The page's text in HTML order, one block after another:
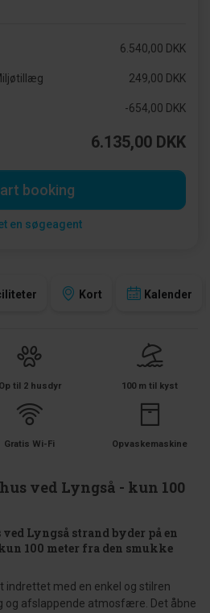
Kort Kalender
Op til 2 husdyr 100 m til kyst
Gratis Wi-Fi Opvaskemaskine
ved Lyngså - kun 100
Lyngså strand byder på en
100 meter fra den smukke
med en enkel og stilren
og afslappende atmosfære. Det åbne
6.540,00 DKK
249,00 DKK
-654,00 DKK
6.135,00 DKK
booking
en søgeagent